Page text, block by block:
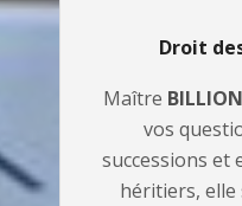
Droit
Maître
vos
successions et
héritiers,